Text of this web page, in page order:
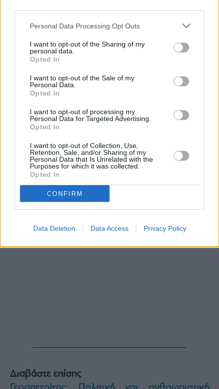
Personal Data Processing Opt Outs
I want to opt-out of the Sharing of my
personal data.
Opted In
I want to opt-out of the Sale of my
Personal Data.
Opted In
I want to opt-out of processing my
Personal Data for Targeted Advertising.
Opted In
I want to opt-out of Collection, Use,
Retention, Sale, and/or Sharing of my
Personal Data that Is Unrelated with the
Purposes for which it was collected.
Opted In
CONFIRM
Data Deletion Data Access Privacy Policy
όχι και μάλλον όχι ενώ το 32% απαντούν ναι
και μάλλον ναι.
Διαβάστε επίσης